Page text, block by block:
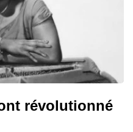
révolutionné